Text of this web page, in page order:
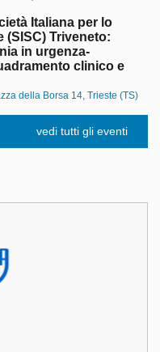
Italiana per lo
(SISC) Triveneto:
in urgenza-
clinico e
della Borsa 14, Trieste (TS)
vedi tutti gli eventi